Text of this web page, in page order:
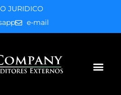
JURIDICO
e-mail